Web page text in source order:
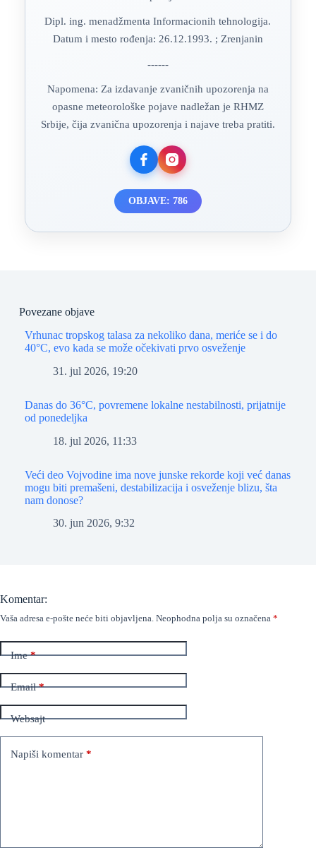
Dipl. ing. menadžmenta Informacionih tehnologija.
Datum i mesto rođenja: 26.12.1993. ; Zrenjanin
------
Napomena: Za izdavanje zvaničnih upozorenja na
opasne meteorološke pojave nadležan je RHMZ
Srbije, čija zvanična upozorenja i najave treba pratiti.
OBJAVE: 786
Povezane objave
Vrhunac tropskog talasa za nekoliko dana, meriće se i do
40°C, evo kada se može očekivati prvo osveženje
31. jul 2026, 19:20
Danas do 36°C, povremene lokalne nestabilnosti, prijatnije
od ponedeljka
18. jul 2026, 11:33
Veći deo Vojvodine ima nove junske rekorde koji već danas
mogu biti premašeni, destabilizacija i osveženje blizu, šta
nam donose?
30. jun 2026, 9:32
Komentar:
Vaša adresa e-pošte neće biti objavljena. Neophodna polja su označena *
Ime*
Email*
Websajt
Napiši komentar *